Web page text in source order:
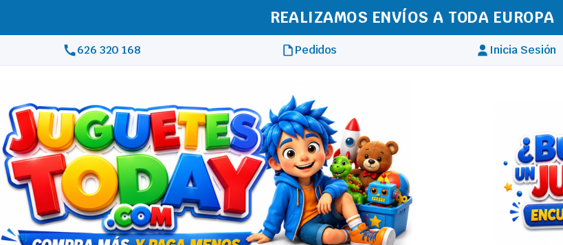
REALIZAMOS ENVÍOS A TODA EUROPA
626 320 168 Pedidos Inicia Sesión